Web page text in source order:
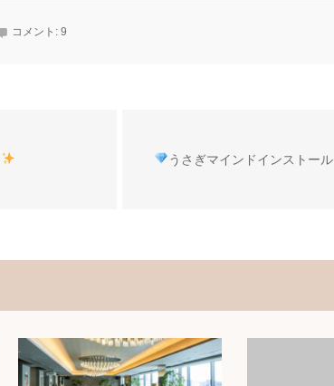
コメント: 9
うさぎマインドインストール